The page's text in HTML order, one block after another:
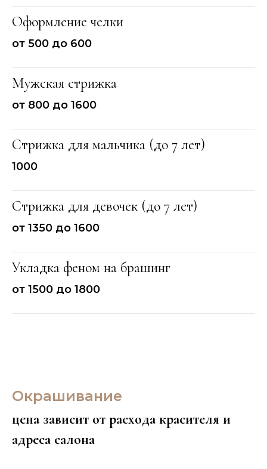
Оформление челки
от 500 до 600
Мужская стрижка
от 800 до 1600
Стрижка для мальчика (до 7 лет)
1000
Стрижка для девочек (до 7 лет)
от 1350 до 1600
Укладка феном на брашинг
от 1500 до 1800
Окрашивание
цена зависит от расхода красителя и
адреса салона